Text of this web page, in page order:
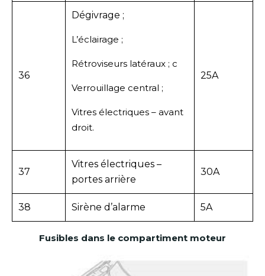
36
Dégivrage ;
L’éclairage ;
Rétroviseurs latéraux ; c
Verrouillage central ;
Vitres électriques – avant
droit.
25A
37
Vitres électriques –
portes arrière
30A
38 Sirène d’alarme 5A
Fusibles dans le compartiment moteur